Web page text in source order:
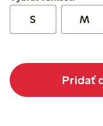
S M
Pridať